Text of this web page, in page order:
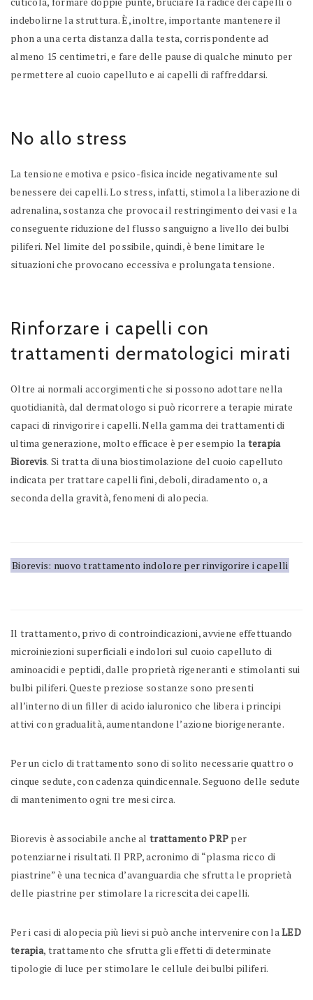
indebolirne la struttura. È, inoltre, importante mantenere il
phon a una certa distanza dalla testa, corrispondente ad
almeno 15 centimetri, e fare delle pause di qualche minuto per
permettere al cuoio capelluto e ai capelli di raffreddarsi.
No allo stress
La tensione emotiva e psico-fisica incide negativamente sul
benessere dei capelli. Lo stress, infatti, stimola la liberazione di
adrenalina, sostanza che provoca il restringimento dei vasi e la
conseguente riduzione del flusso sanguigno a livello dei bulbi
piliferi. Nel limite del possibile, quindi, è bene limitare le
situazioni che provocano eccessiva e prolungata tensione.
Rinforzare i capelli con
trattamenti dermatologici mirati
Oltre ai normali accorgimenti che si possono adottare nella
quotidianità, dal dermatologo si può ricorrere a terapie mirate
capaci di rinvigorire i capelli. Nella gamma dei trattamenti di
ultima generazione, molto efficace è per esempio la terapia
Biorevis. Si tratta di una biostimolazione del cuoio capelluto
indicata per trattare capelli fini, deboli, diradamento o, a
seconda della gravità, fenomeni di alopecia.
Biorevis: nuovo trattamento indolore per rinvigorire i capelli
Il trattamento, privo di controindicazioni, avviene effettuando
microiniezioni superficiali e indolori sul cuoio capelluto di
aminoacidi e peptidi, dalle proprietà rigeneranti e stimolanti sui
bulbi piliferi. Queste preziose sostanze sono presenti
all’interno di un filler di acido ialuronico che libera i principi
attivi con gradualità, aumentandone l’azione biorigenerante.
Per un ciclo di trattamento sono di solito necessarie quattro o
cinque sedute, con cadenza quindicennale. Seguono delle sedute
di mantenimento ogni tre mesi circa.
Biorevis è associabile anche al trattamento PRP per
potenziarne i risultati. Il PRP, acronimo di “plasma ricco di
piastrine” è una tecnica d’avanguardia che sfrutta le proprietà
delle piastrine per stimolare la ricrescita dei capelli.
Per i casi di alopecia più lievi si può anche intervenire con laLED
terapia, trattamento che sfrutta gli effetti di determinate
tipologie di luce per stimolare le cellule dei bulbi piliferi.